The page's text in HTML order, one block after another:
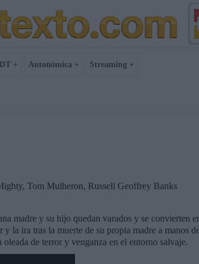
+ Autonómica + Streaming +
Tom Mulheron, Russell Geoffrey Banks
madre y su hijo quedan varados y se convierten
la ira tras la muerte de su propia madre a manos
de terror y venganza en el entorno salvaje.